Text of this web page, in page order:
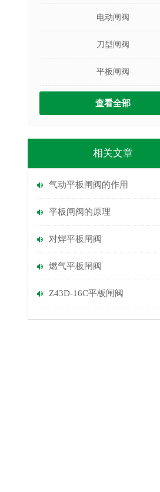
电动闸阀
刀型闸阀
平板闸阀
查看全部
相关文章
气动平板闸阀的作用
平板闸阀的原理
对焊平板闸阀
燃气平板闸阀
Z43D-16C平板闸阀